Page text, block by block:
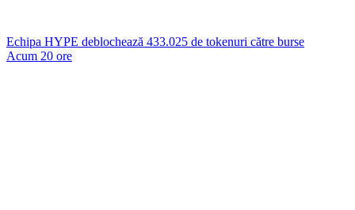
Echipa HYPE deblochează 433.025 de tokenuri către burse
Acum 20 ore